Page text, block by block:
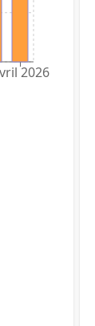
2026